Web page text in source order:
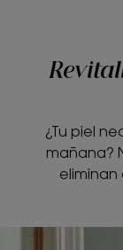
¿Tu piel
mañana?